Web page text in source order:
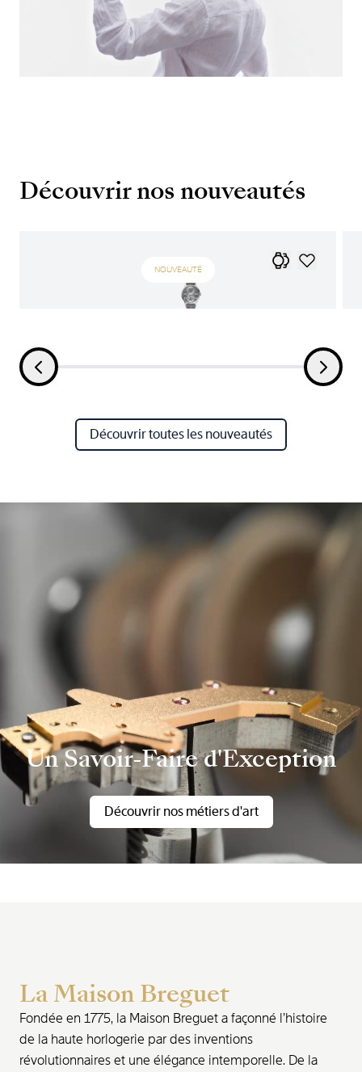
Découvrir nos nouveautés
NOUVEAUTÉ
Découvrir toutes les nouveautés
Un Savoir-Faire d'Exception
Découvrir nos métiers d'art
La Maison Breguet
Fondée en 1775, la Maison Breguet a façonné l’histoire
de la haute horlogerie par des inventions
révolutionnaires et une élégance intemporelle. De la